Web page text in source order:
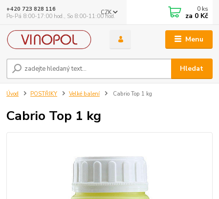
Menu
CZK
Hledat
+420 723 828 116
Po-Pá 8:00-17:00 hod., So 8:00-11:00 hod.
0 ks
za 0 Kč
Úvod POSTŘIKY Velké balení Cabrio Top 1 kg
Cabrio Top 1 kg